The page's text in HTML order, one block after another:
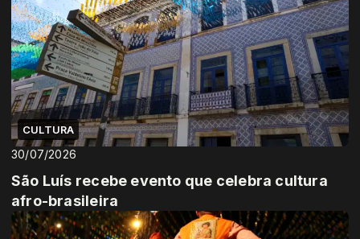
CULTURA
30/07/2026
São Luís recebe evento que celebra cultura
afro-brasileira